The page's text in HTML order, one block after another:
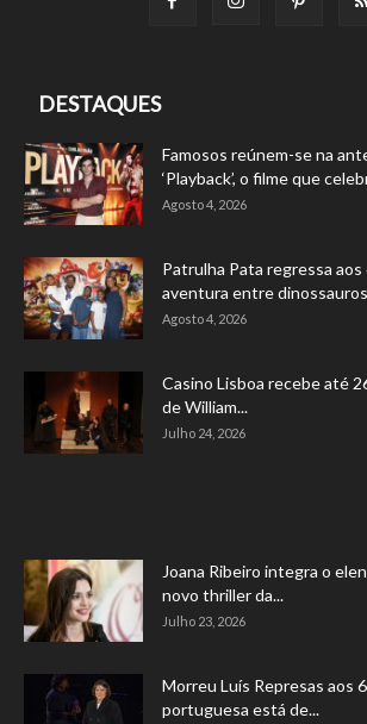
DESTAQUES
Famosos reúnem-se na
‘Playback’, o filme que
Agosto 4, 2026
Patrulha Pata regressa aos
aventura entre dinossauros
Agosto 4, 2026
Casino Lisboa recebe até
de William...
Julho 24, 2026
Joana Ribeiro integra o
novo thriller da...
Julho 23, 2026
Morreu Luís Represas aos
portuguesa está de...